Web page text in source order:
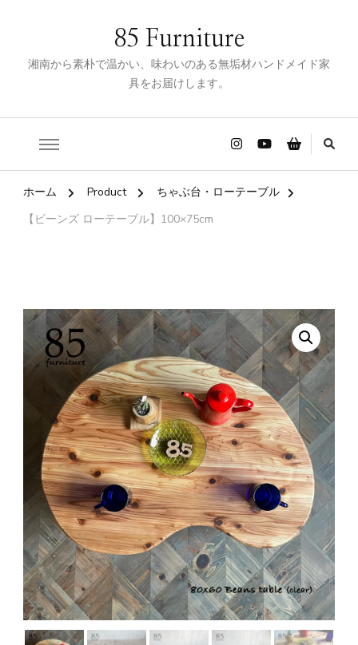
85 Furniture
湘南から素朴で温かい、味わいのある無垢材ハンドメイド家
具をお届けします。
ホーム Product
ちゃぶ台・ローテーブル
【ビーンズ ローテーブル】100×75cm
🔍